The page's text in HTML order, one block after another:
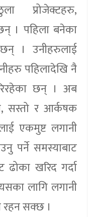
प्रोजेक्टहरु,
। पहिला बनेका
। उनीहरुलाई
पहिलादेखि नै
छन् । अब
सस्तो र आर्कषक
एकमुष्ट लगानी
पर्ने समस्याबाट
खरिद गर्दा
लागि लगानी
रहन सक्छ ।